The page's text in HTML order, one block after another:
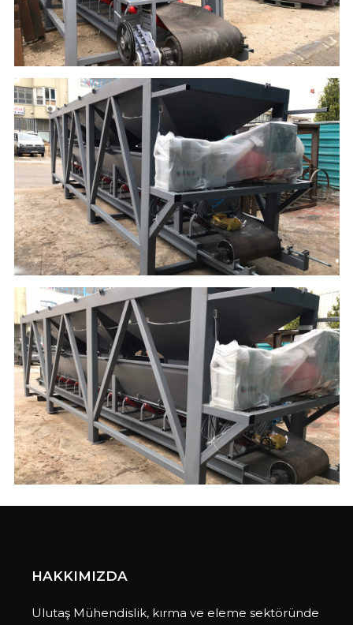
HAKKIMIZDA
Ulutaş Mühendislik, kırma ve eleme sektöründe